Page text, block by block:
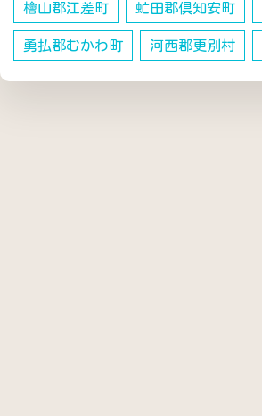
檜山郡江差町 虻田郡倶知安町
勇払郡むかわ町 河西郡更別村